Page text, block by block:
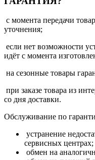
с момента передачи
уточнения;
если нет возможности
идёт с момента
на сезонные товары
при заказе товара из
со дня доставки.
Обслуживание по
устранение
сервисных центрах;
обмен на